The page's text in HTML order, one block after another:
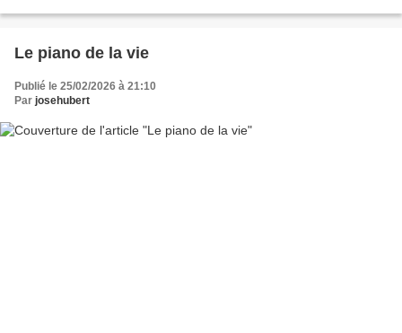
Le piano de la vie
Publié le 25/02/2026 à 21:10
Par josehubert